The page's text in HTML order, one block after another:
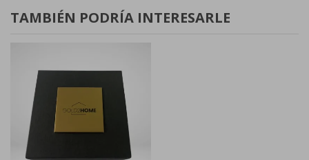
TAMBIÉN PODRÍA INTERESARLE